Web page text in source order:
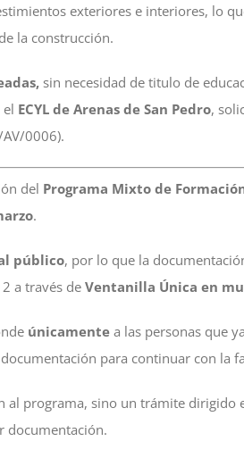
exteriores e interiores, lo
la construcción.
sin necesidad de titulo de
ECYL de Arenas de San Pedro,
0006).
del Programa Mixto de
.
público, por lo que la
a través de Ventanilla Única en
únicamentea las personas que
para continuar con la
al programa, sino un trámite dirigido
documentación.